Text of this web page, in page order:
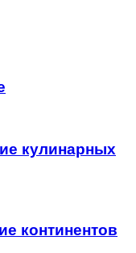
кулинарных
континентов